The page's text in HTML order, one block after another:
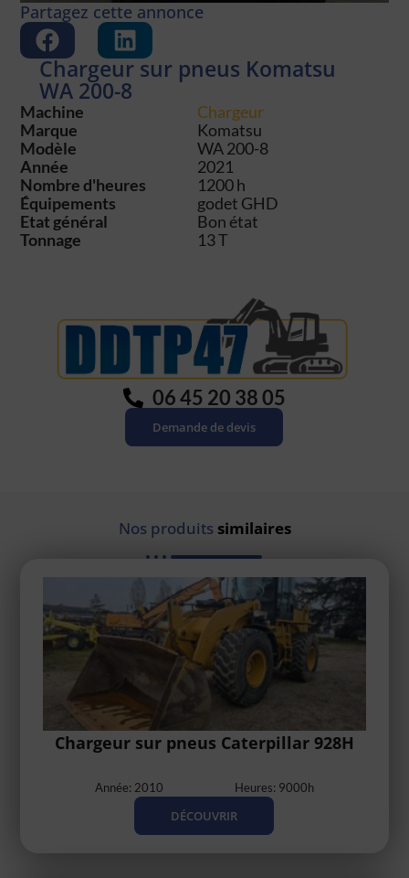
Partagez cette annonce
Chargeur sur pneus Komatsu
WA 200-8
Machine
Chargeur
Marque
Komatsu
Modèle
WA 200-8
Année
2021
Nombre d'heures
1200 h
Équipements
godet GHD
Etat général
Bon état
Tonnage
13 T
06 45 20 38 05
Demande de devis
Nos produits similaires
Chargeur sur pneus Caterpillar 928H
Année: 2010 Heures: 9000h
DÉCOUVRIR